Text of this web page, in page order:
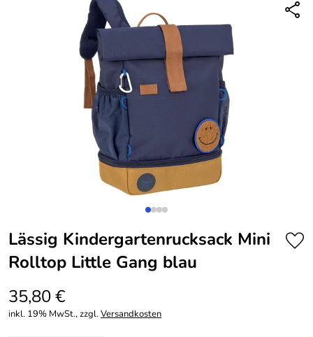
Lässig Kindergartenrucksack Mini
Rolltop Little Gang blau
35,80 €
inkl. 19% MwSt., zzgl.Versandkosten